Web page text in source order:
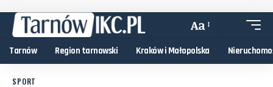
Aa
Tarnów Region tarnowski Kraków i Małopolska
SPORT